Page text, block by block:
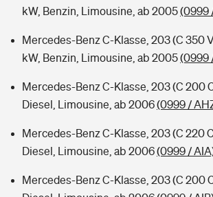
kW, Benzin, Limousine, ab 2005(0999
Mercedes-Benz C-Klasse, 203 (C 350
kW, Benzin, Limousine, ab 2005(0999
Mercedes-Benz C-Klasse, 203 (C 200
Diesel, Limousine, ab 2006(0999 /
Mercedes-Benz C-Klasse, 203 (C 220
Diesel, Limousine, ab 2006(0999 /
Mercedes-Benz C-Klasse, 203 (C 200